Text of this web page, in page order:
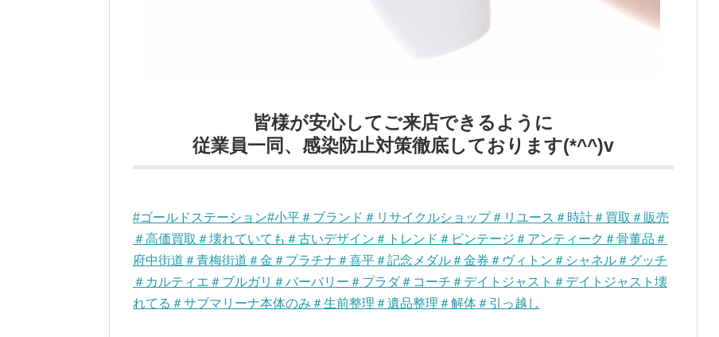
皆様が安心してご来店できるように
従業員一同、感染防止対策徹底しております(*^^)v
#ゴールドステーション#小平＃ブランド＃リサイクルショップ＃リユース＃時計＃買取＃販売
＃高価買取＃壊れていても＃古いデザイン＃トレンド＃ビンテージ＃アンティーク＃骨董品＃
府中街道＃青梅街道＃金＃プラチナ＃喜平＃記念メダル＃金券＃ヴィトン＃シャネル＃グッチ
＃カルティエ＃ブルガリ＃バーバリー＃プラダ＃コーチ＃デイトジャスト＃デイトジャスト壊
れてる＃サブマリーナ本体のみ＃生前整理＃遺品整理＃解体＃引っ越し